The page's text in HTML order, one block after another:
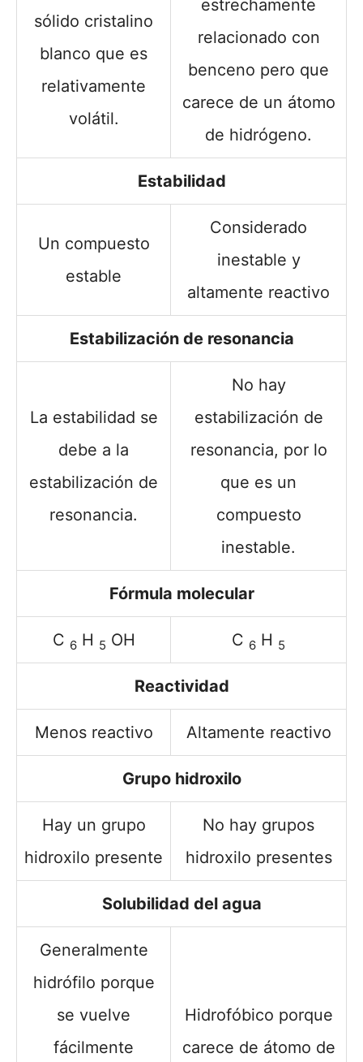
sólido cristalino
blanco que es
relativamente
volátil.
estrechamente
relacionado con
benceno pero que
carece de un átomo
de hidrógeno.
Estabilidad
Un compuesto
estable
Considerado
inestable y
altamente reactivo
Estabilización de resonancia
La estabilidad se
debe a la
estabilización de
resonancia.
No hay
estabilización de
resonancia, por lo
que es un
compuesto
inestable.
Fórmula molecular
C 6H 5 OH C 6 H 5
Reactividad
Menos reactivo Altamente reactivo
Grupo hidroxilo
Hay un grupo
hidroxilo presente
No hay grupos
hidroxilo presentes
Solubilidad del agua
Generalmente
hidrófilo porque
se vuelve
fácilmente
Hidrofóbico porque
carece de átomo de